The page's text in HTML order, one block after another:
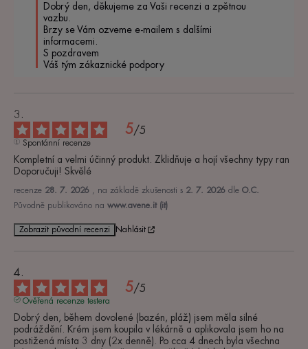
Dobrý den, děkujeme za Vaši recenzi a zpětnou
vazbu.
Brzy se Vám ozveme e-mailem s dalšími
informacemi.
S pozdravem
Váš tým zákaznické podpory
5/5
Spontánní recenze
Kompletní a velmi účinný produkt. Zklidňuje a hojí všechny typy ran
Doporučuji! Skvělé
recenze 28. 7. 2026 , na základě zkušenosti s 2. 7. 2026 dle O.C.
Původně publikováno na www.avene.it (it)
Zobrazit původní recenzi Nahlásit
5/5
Ověřená recenze testera
Dobrý den, během dovolené (bazén, pláž) jsem měla silné
podráždění. Krém jsem koupila v lékárně a aplikovala jsem ho na
postižená místa 3 dny (2x denně). Po cca 4 dnech byla všechna